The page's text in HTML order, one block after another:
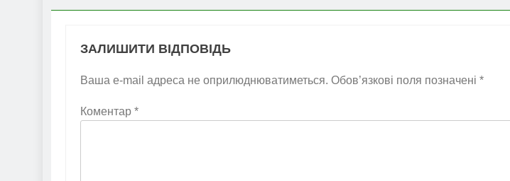
ЗАЛИШИТИ ВІДПОВІДЬ
Ваша e-mail адреса не оприлюднюватиметься. Обов’язкові поля позначені *
Коментар *